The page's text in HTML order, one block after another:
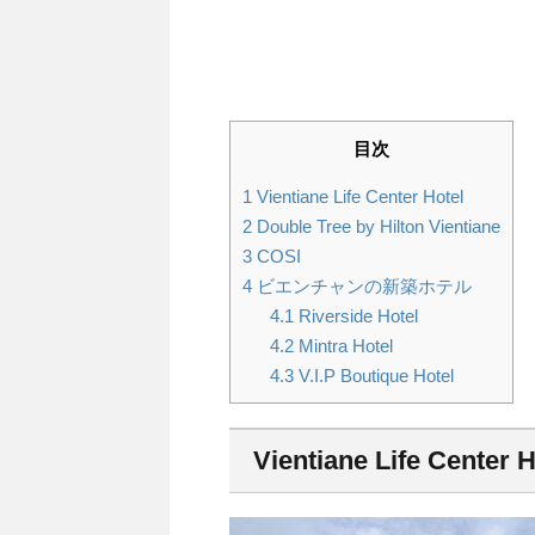
目次
1 Vientiane Life Center Hotel
2 Double Tree by Hilton Vientiane
3 COSI
4 ビエンチャンの新築ホテル
4.1 Riverside Hotel
4.2Mintra Hotel
4.3V.I.P Boutique Hotel
Vientiane Life Center